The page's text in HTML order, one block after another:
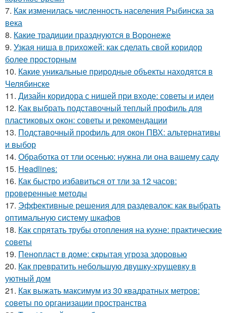
7. Как изменилась численность населения Рыбинска за
века
8. Какие традиции празднуются в Воронеже
9. Узкая ниша в прихожей: как сделать свой коридор
более просторным
10. Какие уникальные природные объекты находятся в
Челябинске
11. Дизайн коридора с нишей при входе: советы и идеи
12. Как выбрать подставочный теплый профиль для
пластиковых окон: советы и рекомендации
13. Подставочный профиль для окон ПВХ: альтернативы
и выбор
14. Обработка от тли осенью: нужна ли она вашему саду
15. Headlines:
16. Как быстро избавиться от тли за 12 часов:
проверенные методы
17. Эффективные решения для раздевалок: как выбрать
оптимальную систему шкафов
18. Как спрятать трубы отопления на кухне: практические
советы
19. Пенопласт в доме: скрытая угроза здоровью
20. Как превратить небольшую двушку-хрущевку в
уютный дом
21. Как выжать максимум из 30 квадратных метров:
советы по организации пространства